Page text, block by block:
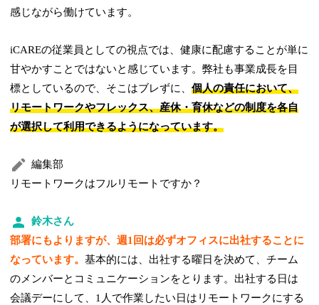
感じながら働けています。
iCAREの従業員としての視点では、健康に配慮することが単に
甘やかすことではないと感じています。弊社も事業成長を目
標としているので、そこはブレずに、個人の責任において、
リモートワークやフレックス、産休・育休などの制度を各自
が選択して利用できるようになっています。
編集部
リモートワークはフルリモートですか？
鈴木さん
部署にもよりますが、週1回は必ずオフィスに出社することに
なっています。基本的には、出社する曜日を決めて、チーム
のメンバーとコミュニケーションをとります。出社する日は
会議デーにして、1人で作業したい日はリモートワークにする